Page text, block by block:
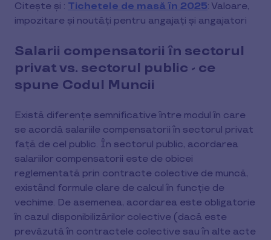
Citește și : Tichetele de masă în 2025: Valoare,
impozitare și noutăți pentru angajați și angajatori
Salarii compensatorii în sectorul
privat vs. sectorul public - ce
spune Codul Muncii
Există diferențe semnificative între modul în care
se acordă salariile compensatorii în sectorul privat
față de cel public. În sectorul public, acordarea
salariilor compensatorii este de obicei
reglementată prin contracte colective de muncă,
existând formule clare de calcul în funcție de
vechime. De asemenea, acordarea este obligatorie
în cazul disponibilizărilor colective (dacă este
prevăzută în contractele colective sau în alte acte